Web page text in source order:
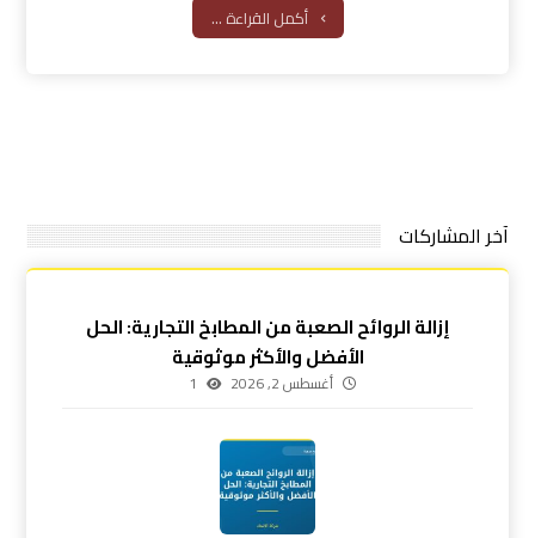
أكمل القراءة ...
آخر المشاركات
إزالة الروائح الصعبة من المطابخ التجارية: الحل
الأفضل والأكثر موثوقية
أغسطس 2, 2026 1